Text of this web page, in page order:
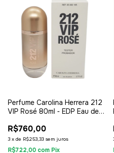
Perfume Carolina Herrera 212
VIP Rosé 80ml - EDP Eau de
R$760,00
3 x de R$253,33 sem juros
R$722,00 com Pix